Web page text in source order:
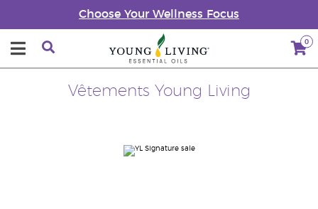
Choose Your Wellness Focus
0
Vêtements Young Living